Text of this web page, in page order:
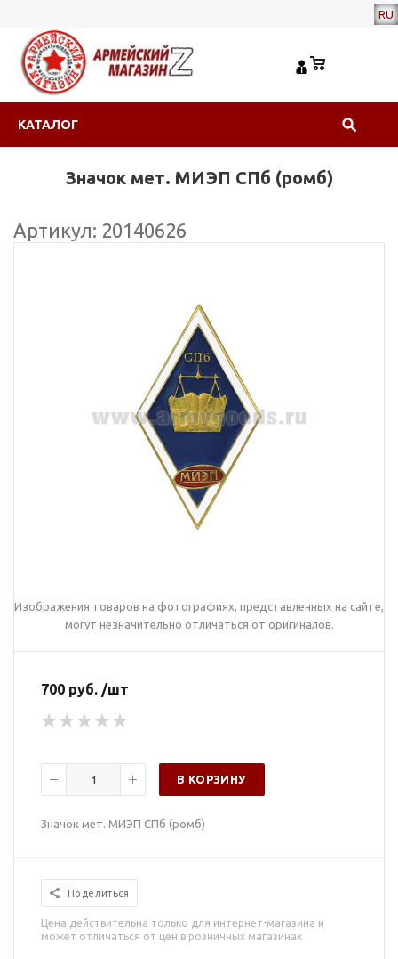
RU
КАТАЛОГ
Значок мет. МИЭП СПб (ромб)
Артикул: 20140626
Изображения товаров на фотографиях, представленных на сайте,
могут незначительно отличаться от оригиналов.
700 руб. /шт
В КОРЗИНУ
Значок мет. МИЭП СПб (ромб)
Поделиться
Цена действительна только для интернет-магазина и
может отличаться от цен в розничных магазинах